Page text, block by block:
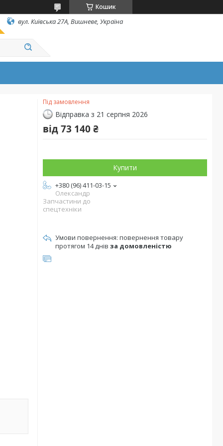
Кошик
вул. Київська 27А, Вишневе, Україна
Під замовлення
Відправка з 21 серпня 2026
від73 140 ₴
Купити
+380 (96) 411-03-15
Олександр
Запчастини до
спецтехніки
повернення товару
протягом 14 днів за домовленістю